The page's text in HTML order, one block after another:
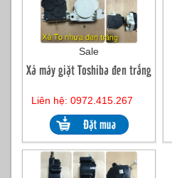
Sale
Xả máy giặt Toshiba đen trắng
Liên hệ: 0972.415.267